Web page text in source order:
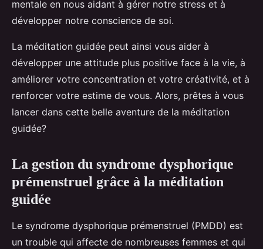
mentale en nous aidant à gérer notre stress et à
développer notre conscience de soi.
La méditation guidée peut ainsi vous aider à
développer une attitude plus positive face à la vie, à
améliorer votre concentration et votre créativité, et à
renforcer votre estime de vous. Alors, prêtes à vous
lancer dans cette belle aventure de la méditation
guidée?
La gestion du syndrome dysphorique
prémenstruel grâce à la méditation
guidée
Le syndrome dysphorique prémenstruel (PMDD) est
un trouble qui affecte de nombreuses femmes et qui